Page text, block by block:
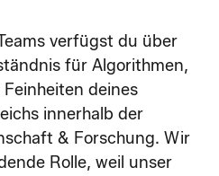
verfügst du über
für Algorithmen,
deines
innerhalb der
& Forschung. Wir
Rolle, weil unser